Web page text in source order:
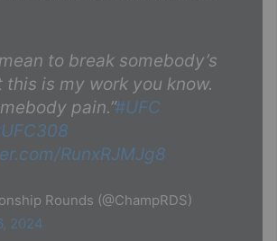
to break somebody’s
this is my work you know.
pain.”#UFC
RunxRJMJg8
Rounds (@ChampRDS)
2024